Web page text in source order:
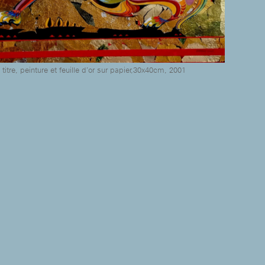
titre, peinture et feuille d’or sur papier,30x40cm, 2001